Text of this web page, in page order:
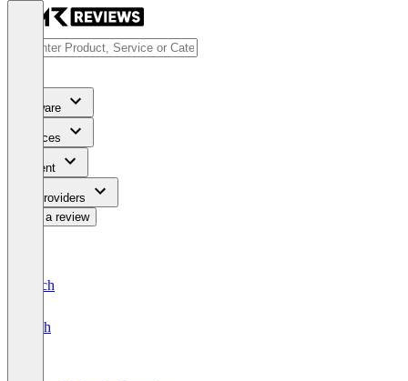
Software
Services
Content
For Providers
Write a review
Deutsch
English